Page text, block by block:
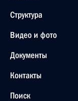
Структура
Видео и фото
Документы
Контакты
Поиск